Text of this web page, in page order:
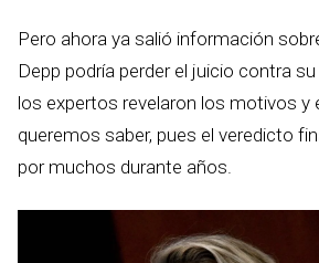
Pero ahora ya salió información
Depp podría perder el juicio contra
los expertos revelaron los motivos y
queremos saber, pues el veredicto
por muchos durante años.